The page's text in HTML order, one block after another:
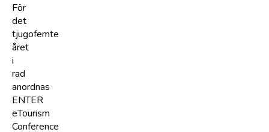
För
det
tjugofemte
året
i
rad
anordnas
ENTER
eTourism
Conference